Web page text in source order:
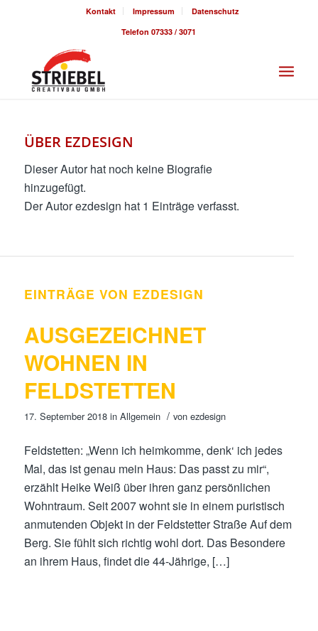
Kontakt Impressum
Datenschutz
Telefon 07333 / 3071
ÜBER EZDESIGN
Dieser Autor hat noch keine Biografie
hinzugefügt.
Der Autorezdesign hat 1 Einträge verfasst.
EINTRÄGE VON EZDESIGN
AUSGEZEICHNET
WOHNEN IN
FELDSTETTEN
17. September 2018 in Allgemein / von ezdesign
Feldstetten: „Wenn ich heimkomme, denk‘ ich jedes
Mal, das ist genau mein Haus: Das passt zu mir“,
erzählt Heike Weiß über ihren ganz persönlichen
Wohntraum. Seit 2007 wohnt sie in einem puristisch
anmutenden Objekt in der Feldstetter Straße Auf dem
Berg. Sie fühlt sich richtig wohl dort. Das Besondere
an ihrem Haus, findet die 44-Jährige, […]